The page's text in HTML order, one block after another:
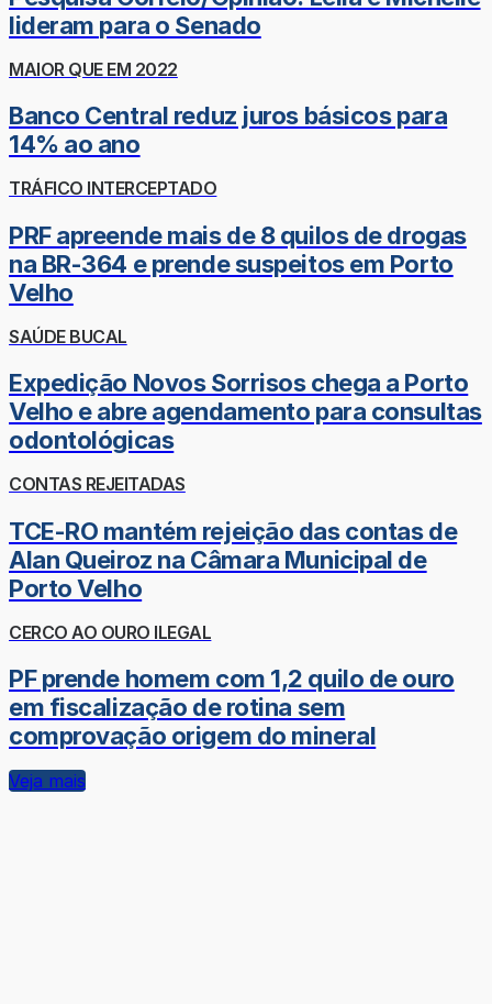
lideram para o Senado
MAIOR QUE EM 2022
Banco Central reduz juros básicos para
14% ao ano
TRÁFICO INTERCEPTADO
PRF apreende mais de 8 quilos de drogas
na BR-364 e prende suspeitos em Porto
Velho
SAÚDE BUCAL
Expedição Novos Sorrisos chega a Porto
Velho e abre agendamento para consultas
odontológicas
CONTAS REJEITADAS
TCE-RO mantém rejeição das contas de
Alan Queiroz na Câmara Municipal de
Porto Velho
CERCO AO OURO ILEGAL
PF prende homem com 1,2 quilo de ouro
em fiscalização de rotina sem
comprovação origem do mineral
Veja mais